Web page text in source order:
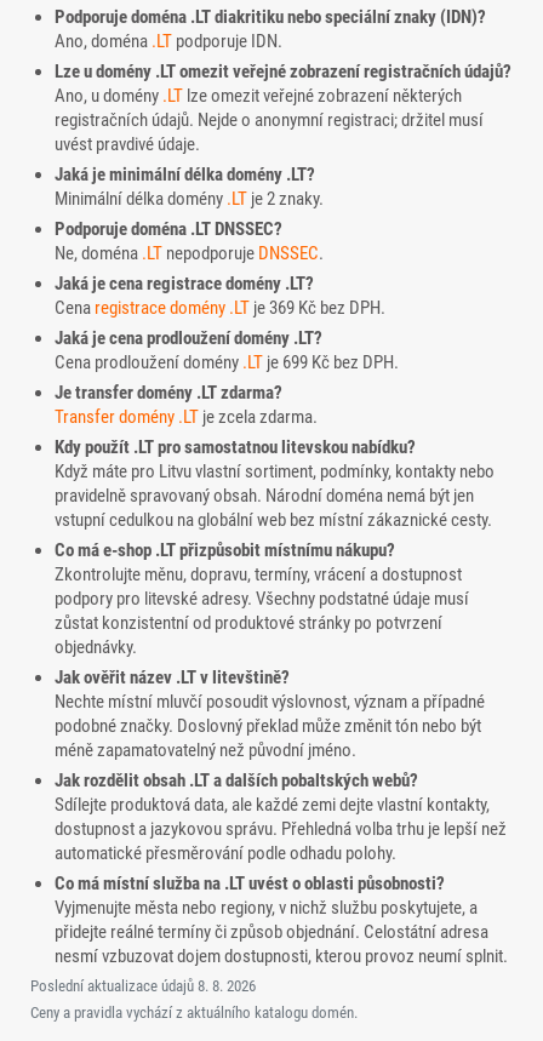
Podporuje doména .LT diakritiku nebo speciální znaky (IDN)?
Ano, doména .LT podporuje IDN.
Lze u domény .LT omezit veřejné zobrazení registračních údajů?
Ano, u domény .LT lze omezit veřejné zobrazení některých
registračních údajů. Nejde o anonymní registraci; držitel musí
uvést pravdivé údaje.
Jaká je minimální délka domény .LT?
Minimální délka domény .LT je 2 znaky.
Podporuje doména .LT DNSSEC?
Ne, doména .LT nepodporuje DNSSEC.
Jaká je cena registrace domény .LT?
Cena registrace domény .LT je 369 Kč bez DPH.
Jaká je cena prodloužení domény .LT?
Cena prodloužení domény .LT je 699 Kč bez DPH.
Je transfer domény .LT zdarma?
Transfer domény .LT je zcela zdarma.
Kdy použít .LT pro samostatnou litevskou nabídku?
Když máte pro Litvu vlastní sortiment, podmínky, kontakty nebo
pravidelně spravovaný obsah. Národní doména nemá být jen
vstupní cedulkou na globální web bez místní zákaznické cesty.
Co má e-shop .LT přizpůsobit místnímu nákupu?
Zkontrolujte měnu, dopravu, termíny, vrácení a dostupnost
podpory pro litevské adresy. Všechny podstatné údaje musí
zůstat konzistentní od produktové stránky po potvrzení
objednávky.
Jak ověřit název .LT v litevštině?
Nechte místní mluvčí posoudit výslovnost, význam a případné
podobné značky. Doslovný překlad může změnit tón nebo být
méně zapamatovatelný než původní jméno.
Jak rozdělit obsah .LT a dalších pobaltských webů?
Sdílejte produktová data, ale každé zemi dejte vlastní kontakty,
dostupnost a jazykovou správu. Přehledná volba trhu je lepší než
automatické přesměrování podle odhadu polohy.
Co má místní služba na .LT uvést o oblasti působnosti?
Vyjmenujte města nebo regiony, v nichž službu poskytujete, a
přidejte reálné termíny či způsob objednání. Celostátní adresa
nesmí vzbuzovat dojem dostupnosti, kterou provoz neumí splnit.
Poslední aktualizace údajů 8. 8. 2026
Ceny a pravidla vychází z aktuálního katalogu domén.